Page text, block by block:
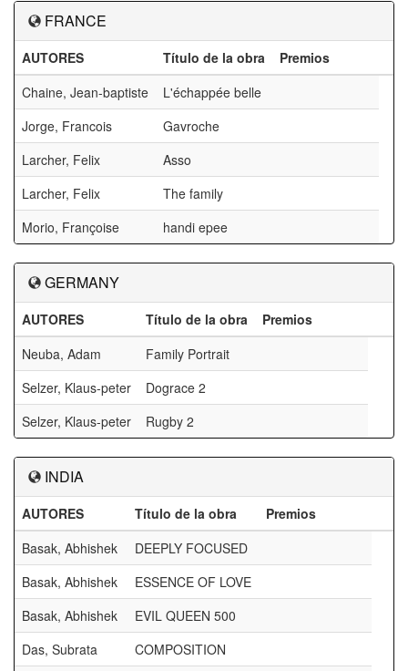
FRANCE
AUTORES Título de la obra
Premios
Chaine, Jean-baptiste
L'échappée belle
Jorge, Francois
Gavroche
Larcher, Felix
Asso
Larcher, Felix
The family
Morio, Françoise
handi epee
GERMANY
AUTORES Título de la obra
Premios
Neuba, Adam
Family Portrait
Selzer, Klaus-peter
Dograce 2
Selzer, Klaus-peter
Rugby 2
INDIA
AUTORES Título de la obra
Premios
Basak, Abhishek
DEEPLY FOCUSED
Basak, Abhishek
ESSENCE OF LOVE
Basak, Abhishek
EVIL QUEEN 500
Das, Subrata
COMPOSITION